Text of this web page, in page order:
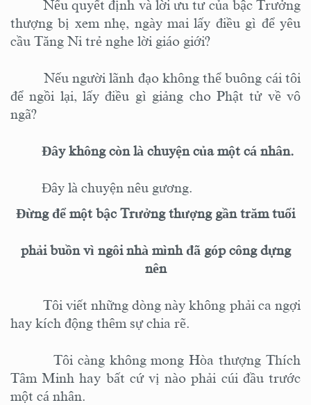
Nếu quyết định và lời ưu tư của bậc Trưởng
thượng bị xem nhẹ, ngày mai lấy điều gì để yêu
cầu Tăng Ni trẻ nghe lời giáo giới?
Nếu người lãnh đạo không thể buông cái tôi
để ngồi lại, lấy điều gì giảng cho Phật tử về vô
ngã?
Đây không còn là chuyện của một cá nhân.
Đây là chuyện nêu gương.
Đừng để một bậcTrưởng thượnggần trăm tuổi
phải buồn vì ngôi nhà mình đã góp công dựng
nên
Tôi viết những dòng này không phải ca ngợi
hay kích động thêm sự chia rẽ.
Tôi càng không mong Hòa thượng Thích
Tâm Minh hay bất cứ vị nào phải cúi đầu trước
một cá nhân.